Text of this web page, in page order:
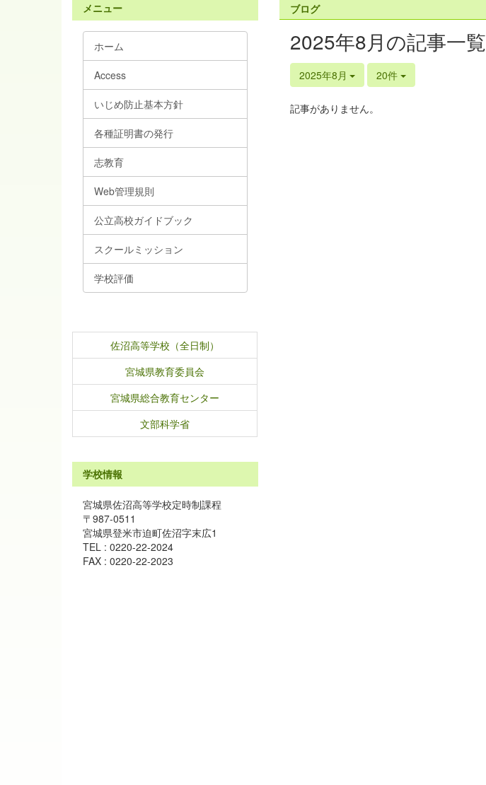
ブログ
2025年8月の記事一覧
2025年8月 20件
記事がありません。
メニュー
ホーム
Access
いじめ防止基本方針
各種証明書の発行
志教育
Web管理規則
公立高校ガイドブック
スクールミッション
学校評価
佐沼高等学校（全日制）
宮城県教育委員会
宮城県総合教育センター
文部科学省
学校情報
宮城県佐沼高等学校定時制課程
〒987-0511
宮城県登米市迫町佐沼字末広1
TEL : 0220-22-2024
FAX : 0220-22-2023